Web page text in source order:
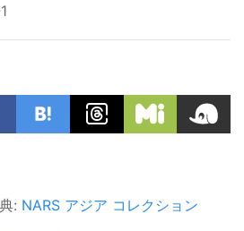
: NARS アジア コレクション